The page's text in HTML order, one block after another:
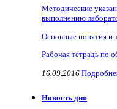
Методические
выполнению
Основные понятия и
Рабочая тетрадь по
16.09.2016
Новость дня